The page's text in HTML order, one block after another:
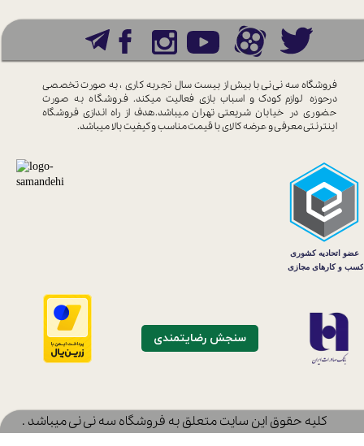
فروشگاه سه نی نی با بیش از بیست سال تجربه کاری ، به صورت تخصصی
درحوزه لوازم کودک و اسباب بازی فعالیت میکند. فروشگاه به صورت
حضوری در خیابان شریعتی تهران میباشد.هدف از راه اندازی فروشگاه
اینترنتی معرفی و عرضه کالای باقیمت مناسب و کیفیت بالا میباشد.
سنجش رضایتمندی
​کلیه حقوق این سایت متعلق به فروشگاه سه نی نی میباشد .